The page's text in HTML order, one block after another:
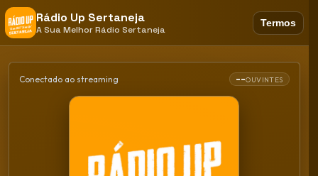
Rádio Up Sertaneja
A Sua Melhor Rádio Sertaneja
Termos
Conectado ao streaming --OUVINTES